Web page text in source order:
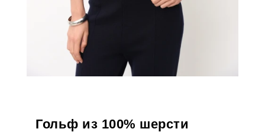
Гольф из 100% шерсти